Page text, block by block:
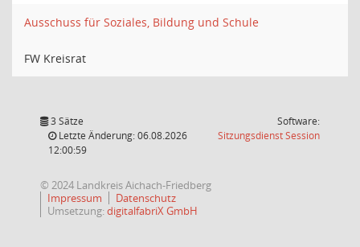
Ausschuss für Soziales, Bildung und Schule
FW Kreisrat
3 Sätze
Letzte Änderung: 06.08.2026
12:00:59
Software:
SitzungsdienstSession(Wird in
© 2024 Landkreis Aichach-Friedberg
Impressum
Datenschutz
Umsetzung:digitalfabriX GmbH